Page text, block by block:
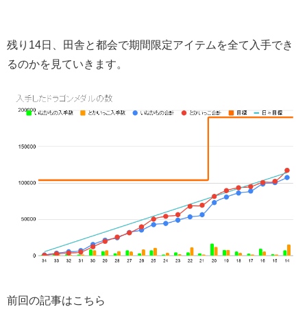
残り14日、田舎と都会で期間限定アイテムを全て入手でき
るのかを見ていきます。
前回の記事はこちら